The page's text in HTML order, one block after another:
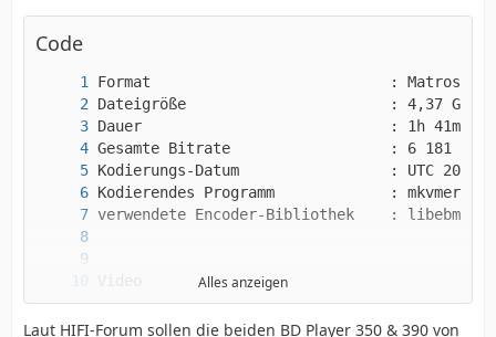
Code
Alles anzeigen
Laut HIFI-Forum sollen die beiden BD Player 350 & 390 von